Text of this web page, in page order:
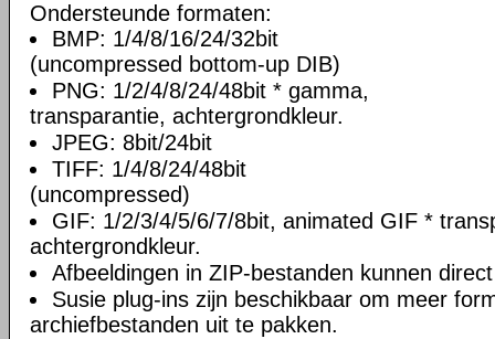
Ondersteunde formaten:
BMP: 1/4/8/16/24/32bit
(uncompressed bottom-up DIB)
PNG: 1/2/4/8/24/48bit * gamma,
transparantie, achtergrondkleur.
JPEG: 8bit/24bit
TIFF: 1/4/8/24/48bit
(uncompressed)
GIF: 1/2/3/4/5/6/7/8bit, animated GIF *
achtergrondkleur.
Afbeeldingen in ZIP-bestanden kunnen
Susie plug-ins zijn beschikbaar om meer
archiefbestanden uit te pakken.